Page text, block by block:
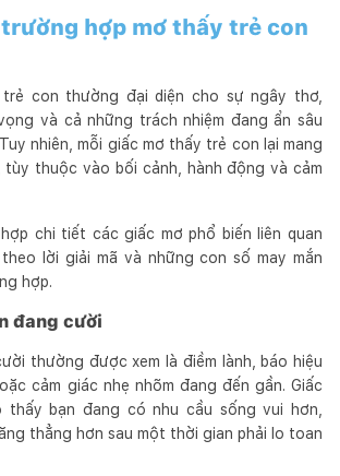
trường hợp mơ thấy trẻ con
con thường đại diện cho sự ngây thơ,
và cả những trách nhiệm đang ẩn sâu
nhiên, mỗi giấc mơ thấy trẻ con lại mang
tùy thuộc vào bối cảnh, hành động và cảm
chi tiết các giấc mơ phổ biến liên quan
lời giải mã và những con số may mắn
hợp.
đang cười
thường được xem là điềm lành, báo hiệu
cảm giác nhẹ nhõm đang đến gần. Giấc
thấy bạn đang có nhu cầu sống vui hơn,
thẳng hơn sau một thời gian phải lo toan